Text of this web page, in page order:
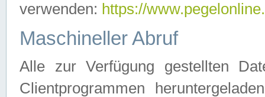
verwenden: https://
Maschineller Abruf
Alle zur Verfügung gestellten
Clientprogrammen